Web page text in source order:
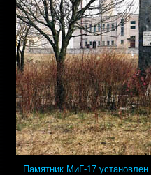
Памятник МиГ-17 установлен